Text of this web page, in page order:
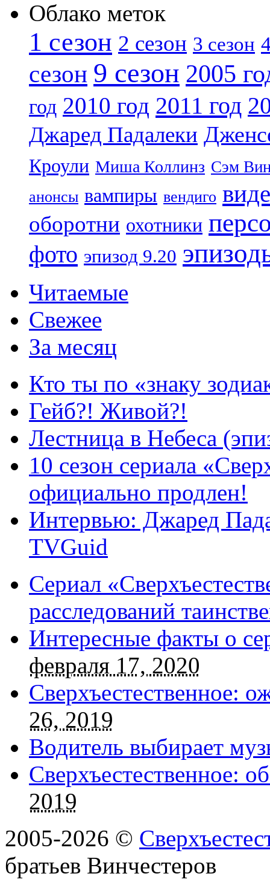
Облако меток
1 сезон 2 сезон 3 сезон
сезон 9 сезон 2005
год 2010 год 2011 год
Джаред Падалеки
Кроули Миша Коллинз Сэм
анонсы вампиры вендиго
оборотни охотники
фото эпизод 9.20
Читаемые
Свежее
За месяц
Кто ты по «знаку
Гейб?! Живой?!
Лестница в Небеса
10 сезон сериала
официально продлен!
Интервью: Джаред
TVGuid
Сериал
расследований
Интересные факты о
февраля 17, 2020
Сверхъестественное:
26, 2019
Водитель выбирает
Сверхъестественное:
2019
2005-2026 ©
братьев Винчестеров